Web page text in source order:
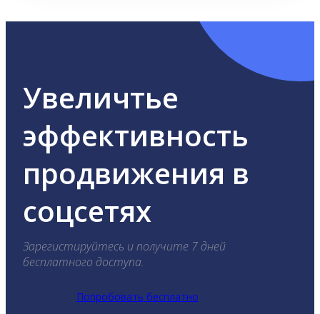
Увеличтье
эффективность
продвижения в
соцсетях
Зарегистируйтесь и получите 7 дней
бесплатного доступа.
Попробовать бесплатно